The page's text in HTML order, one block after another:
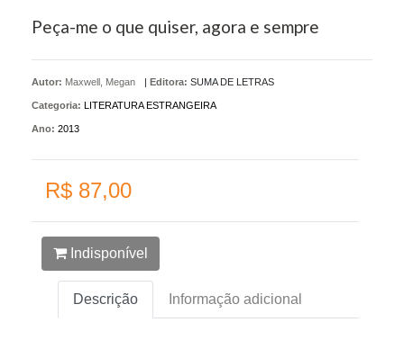
Peça-me o que quiser, agora e sempre
Autor: Maxwell, Megan | Editora: SUMA DE LETRAS
Categoria: LITERATURA ESTRANGEIRA
Ano: 2013
R$ 87,00
Indisponível
Descrição Informação adicional